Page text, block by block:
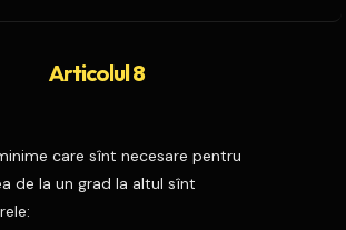
Articolul 8
care sînt necesare pentru
de la un grad la altul sînt